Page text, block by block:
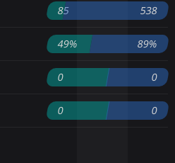
85 538
49% 89%
0 0
0 0